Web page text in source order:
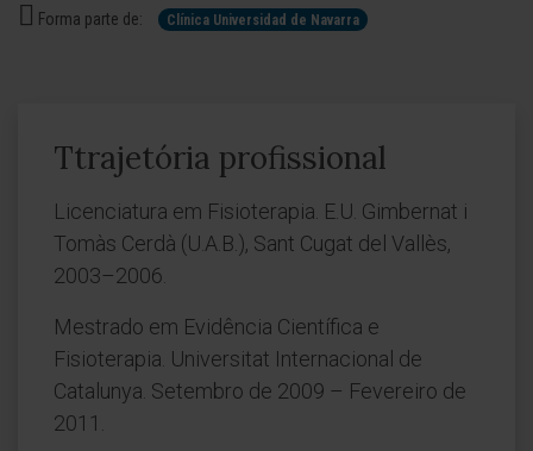
Forma parte de: Clínica Universidad de Navarra
Ttrajetória profissional
Licenciatura em Fisioterapia. E.U. Gimbernat i
Tomàs Cerdà (U.A.B.), Sant Cugat del Vallès,
2003–2006.
Mestrado em Evidência Científica e
Fisioterapia. Universitat Internacional de
Catalunya. Setembro de 2009 – Fevereiro de
2011.